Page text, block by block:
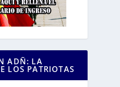
ADÑ: LA
LOS PATRIOTAS